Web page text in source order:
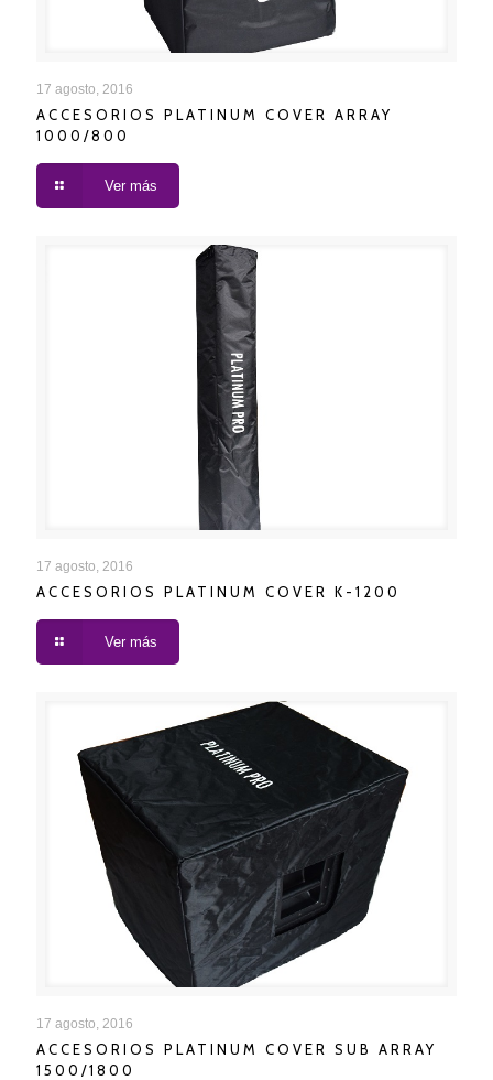
ACCESORIOS PLATINUM COVER ARRAY 1000/800
17 agosto, 2016
ACCESORIOS PLATINUM COVER ARRAY
1000/800
Ver más
ACCESORIOS PLATINUM COVER K-1200
17 agosto, 2016
ACCESORIOS PLATINUM COVER K-1200
Ver más
ACCESORIOS PLATINUM COVER SUB ARRAY
17 agosto, 2016
ACCESORIOS PLATINUM COVER SUB ARRAY
1500/1800